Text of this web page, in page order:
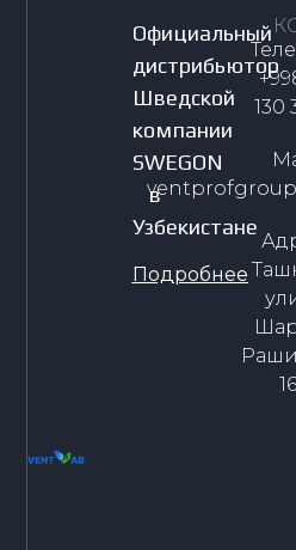
Официальный
дистрибьютор
Шведской
компании
SWEGON
в
Узбекистане
Подробнее
130